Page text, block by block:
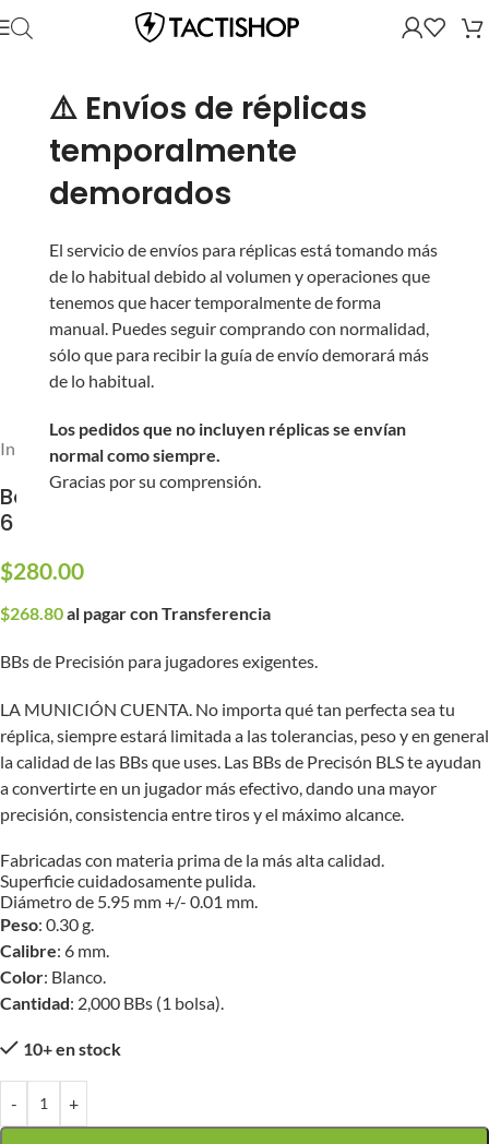
⚠️ Envíos de réplicas
temporalmente
demorados
El servicio de envíos para réplicas está tomando más
de lo habitual debido al volumen y operaciones que
tenemos que hacer temporalmente de forma
manual. Puedes seguir comprando con normalidad,
sólo que para recibir la guía de envío demorará más
de lo habitual.
Los pedidos que no incluyen réplicas se envían
normal como siempre.
Gracias por su comprensión.
Inicio Partes y Accesorios/BBs y Gas
Bolsa Mini con 2000 BBs de Precisión BLS de
6 mm (Peso: 0.30 g)
$280.00
$268.80al pagar con Transferencia
BBs de Precisión para jugadores exigentes.
LA MUNICIÓN CUENTA. No importa qué tan perfecta sea tu
réplica, siempre estará limitada a las tolerancias, peso y en general
la calidad de las BBs que uses. Las BBs de Precisón BLS te ayudan
a convertirte en un jugador más efectivo, dando una mayor
precisión, consistencia entre tiros y el máximo alcance.
Fabricadas con materia prima de la más alta calidad.
Superficie cuidadosamente pulida.
Diámetro de 5.95 mm +/- 0.01 mm.
Peso: 0.30 g.
Calibre: 6 mm.
Color: Blanco.
Cantidad: 2,000 BBs (1 bolsa).
10+ en stock
- +